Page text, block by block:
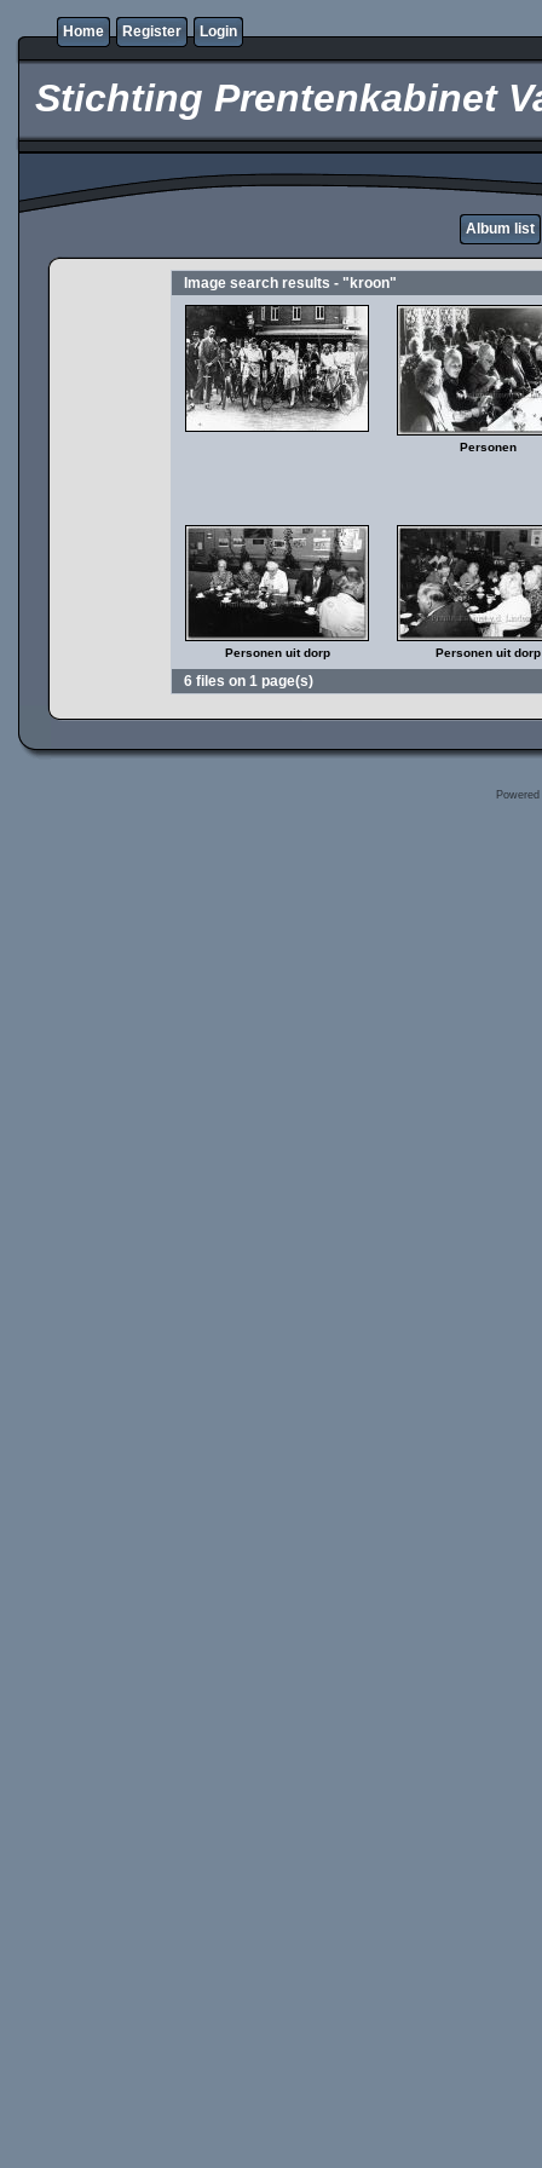
Home Register Login
Stichting Prentenkabinet
Album list
Image search results - "kroon"
Personen
Personen uit dorp Personen uit dorp
6 files on 1 page(s)